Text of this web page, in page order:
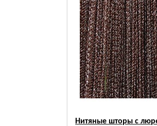
Нитяные шторы с